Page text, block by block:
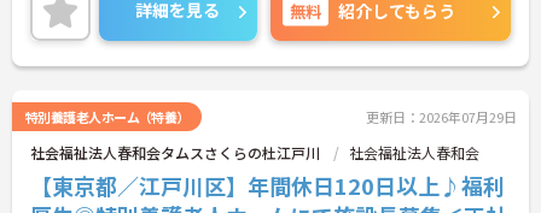
詳細を見る 無料 紹介してもらう
特別養護老人ホーム（特養） 更新日：2026年07月29日
社会福祉法人春和会タムスさくらの杜江戸川 社会福祉法人春和会
【東京都／江戸川区】年間休日120日以上♪福利